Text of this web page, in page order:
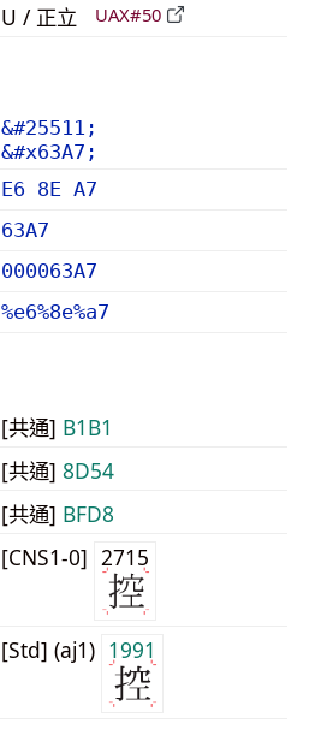
U / 正立 UAX#50
&#25511;
&#x63A7;
E6 8E A7
63A7
000063A7
%e6%8e%a7
[共通] B1B1
[共通] 8D54
[共通] BFD8
[CNS1-0] 2715
[Std] (aj1) 1991